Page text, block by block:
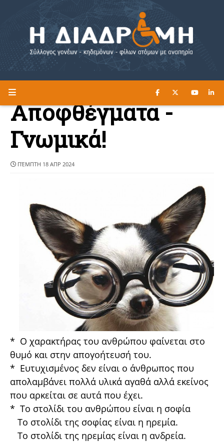
Η ΔΙΑΔΡΟΜΗ ΔΙΑΒΑΣΤΕ ΕΔΩ ►
Αποφθέγματα -
Γνωμικά!
ΠΈΜΠΤΗ 18 ΑΠΡ 2024
* Ο χαρακτήρας του ανθρώπου φαίνεται στο
θυμό και στην απογοήτευσή του.
* Ευτυχισμένος δεν είναι ο άνθρωπος που
απολαμβάνει πολλά υλικά αγαθά αλλά εκείνος
που αρκείται σε αυτά που έχει.
* Το στολίδι του ανθρώπου είναι η σοφία
Το στολίδι της σοφίας είναι η ηρεμία.
Το στολίδι της ηρεμίας είναι η ανδρεία.